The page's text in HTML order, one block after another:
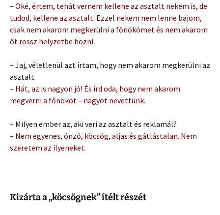
– Oké, értem, tehát vernem kellene az asztalt nekem is, de
tudod, kellene az asztalt. Ezzel nekem nem lenne bajom,
csak nem akarom megkerülni a főnökömet és nem akarom
őt rossz helyzetbe hozni.
– Jaj, véletlenül azt írtam, hogy nem akarom megkerülni az
asztalt.
– Hát, az is nagyon jó! És írd oda, hogy nem akarom
megverni a főnököt – nagyot nevettünk.
– Milyen ember az, aki veri az asztalt és reklamál?
– Nem egyenes, önző, köcsög, aljas és gátlástalan. Nem
szeretem az ilyeneket.
Kizárta a „köcsögnek” ítélt részét